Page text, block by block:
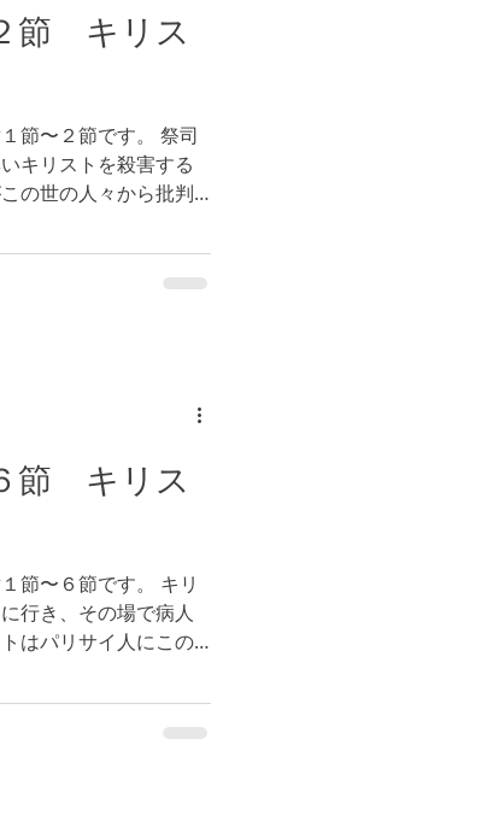
節 キリス
節〜２節です。 祭司
キリストを殺害する
の世の人々から批判
節 キリス
節〜６節です。 キリ
行き、その場で病人
はパリサイ人にこの
ために、本質を見失